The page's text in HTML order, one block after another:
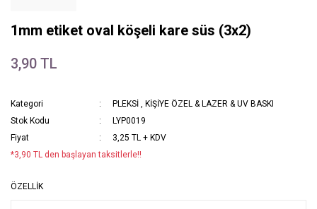
1mm etiket oval köşeli kare süs (3x2)
3,90 TL
Kategori PLEKSİ , KİŞİYE ÖZEL & LAZER & UV BASKI
Stok Kodu
LYP0019
Fiyat
3,25 TL + KDV
*3,90 TL den başlayan taksitlerle!!
ÖZELLİK